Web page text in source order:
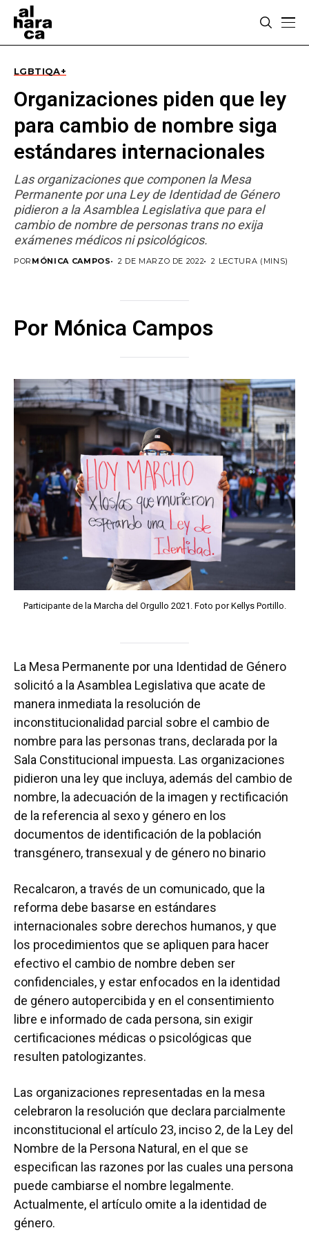
LGBTIQA+
Organizaciones piden que ley
para cambio de nombre siga
estándares internacionales
Las organizaciones que componen la Mesa
Permanente por una Ley de Identidad de Género
pidieron a la Asamblea Legislativa que para el
cambio de nombre de personas trans no exija
exámenes médicos ni psicológicos.
POR MÓNICA CAMPOS 2 DE MARZO DE 2022 2 LECTURA (MINS)
Por Mónica Campos
Participante de la Marcha del Orgullo 2021. Foto por Kellys Portillo.
La Mesa Permanente por una Identidad de Género
solicitó a la Asamblea Legislativa que acate de
manera inmediata la resolución de
inconstitucionalidad parcial sobre el cambio de
nombre para las personas trans, declarada por la
Sala Constitucional impuesta. Las organizaciones
pidieron una ley que incluya, además del cambio de
nombre, la adecuación de la imagen y rectificación
de la referencia al sexo y género en los
documentos de identificación de la población
transgénero, transexual y de género no binario
Recalcaron, a través de un comunicado, que la
reforma debe basarse en estándares
internacionales sobre derechos humanos, y que
los procedimientos que se apliquen para hacer
efectivo el cambio de nombre deben ser
confidenciales, y estar enfocados en la identidad
de género autopercibida y en el consentimiento
libre e informado de cada persona, sin exigir
certificaciones médicas o psicológicas que
resulten patologizantes.
Las organizaciones representadas en la mesa
celebraron la resolución que declara parcialmente
inconstitucional el artículo 23, inciso 2, de la Ley del
Nombre de la Persona Natural, en el que se
especifican las razones por las cuales una persona
puede cambiarse el nombre legalmente.
Actualmente, el artículo omite a la identidad de
género.